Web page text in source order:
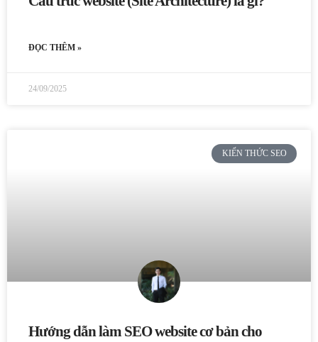
ĐỌC THÊM »
24/09/2025
KIẾN THỨC SEO
Hướng dẫn làm SEO website cơ bản cho